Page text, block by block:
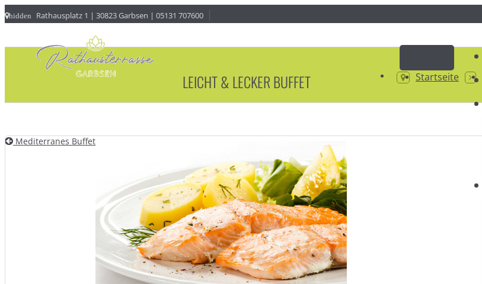
hidden Rathausplatz 1 | 30823 Garbsen | 05131 707600
Startseite
LEICHT & LECKER BUFFET
Mediterranes Buffet